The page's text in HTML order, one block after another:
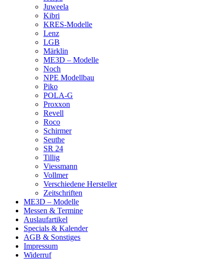
Juweela
Kibri
KRES-Modelle
Lenz
LGB
Märklin
ME3D – Modelle
Noch
NPE Modellbau
Piko
POLA-G
Proxxon
Revell
Roco
Schirmer
Seuthe
SR 24
Tillig
Viessmann
Vollmer
Verschiedene Hersteller
Zeitschriften
ME3D – Modelle
Messen & Termine
Auslaufartikel
Specials & Kalender
AGB & Sonstiges
Impressum
Widerruf